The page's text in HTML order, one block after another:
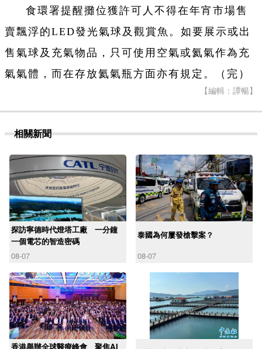
食環署提醒攤位獲許可人不得在年宵市場售
賣飄浮的LED發光氣球及觀賞魚。如要展示或出
售氣球及充氣物品，只可使用空氣或氦氣作為充
氣氣體，而在存放氦氣瓶方面亦有規定。（完）
【編輯：譚暢】
相關新聞
探訪寧德時代燈塔工廠 一分鐘
一個電芯的智造密碼
08-07
泰國為何屢發槍擊案？
08-07
香港舉辦全球醫療峰會 聚焦AI